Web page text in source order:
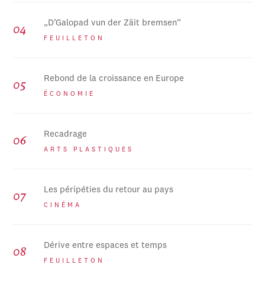
„D’Galopad vun der Zäit bremsen“
FEUILLETON
Rebond de la croissance en Europe
ÉCONOMIE
Recadrage
ARTS PLASTIQUES
Les péripéties du retour au pays
CINÉMA
Dérive entre espaces et temps
FEUILLETON